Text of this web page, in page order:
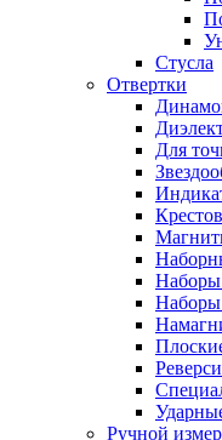
Стусла
Отвертки
Для
Наборы
Наборы
Ручной